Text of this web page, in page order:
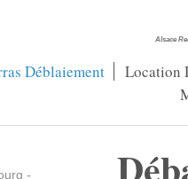
Alsace
Déblaiement Location
-